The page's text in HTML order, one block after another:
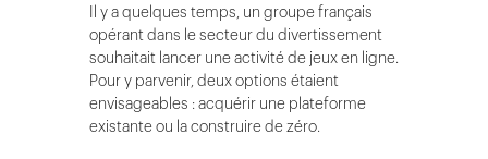
Il y a quelques temps, un groupe français
opérant dans le secteur du divertissement
souhaitait lancer une activité de jeux en ligne.
Pour y parvenir, deux options étaient
envisageables : acquérir une plateforme
existante ou la construire de zéro.